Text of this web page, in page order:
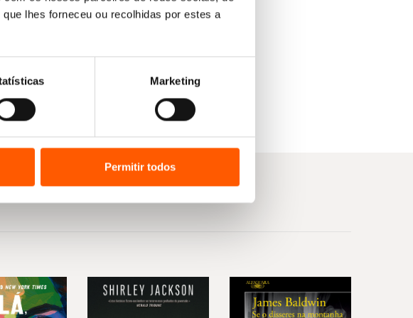
lhes forneceu ou recolhidas por estes a
Marketing
Permitir todos